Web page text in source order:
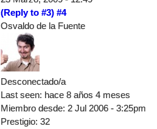
(Reply to #3) #4
Osvaldo de la Fuente
Desconectado/a
Last seen: hace 8 años 4 meses
Miembro desde: 2 Jul 2006 - 3:25pm
Prestigio: 32